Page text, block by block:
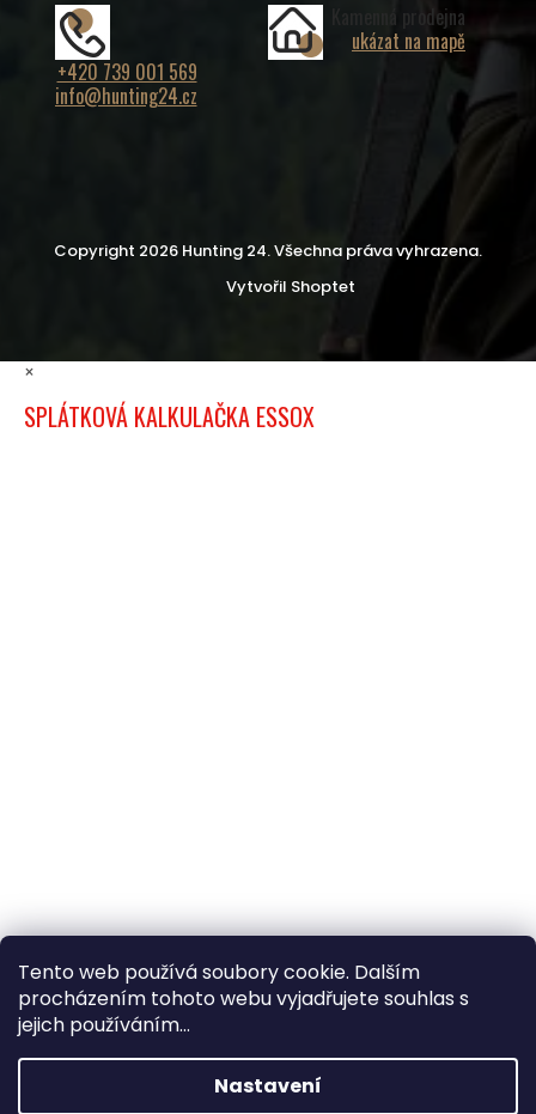
Tento web používá soubory cookie. Dalším
procházením tohoto webu vyjadřujete souhlas s
jejich používáním...
Nastavení
+420 739 001 569
info@hunting24.cz
Kamenná prodejna
ukázat na mapě
Vytvořil Shoptet
Copyright 2026 Hunting 24. Všechna práva vyhrazena.
×
SPLÁTKOVÁ KALKULAČKA ESSOX
×
Hledáte nejvýhodnější cenu? Získáte jí
pomocíregistrace